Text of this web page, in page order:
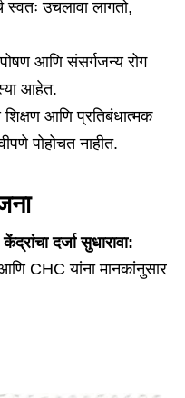
स्वतः उचलावा लागतो,
आणि संसर्गजन्य रोग
आहेत.
शिक्षण आणि प्रतिबंधात्मक
पोहोचत नाहीत.
दर्जा सुधारावा:
CHC यांना मानकांनुसार